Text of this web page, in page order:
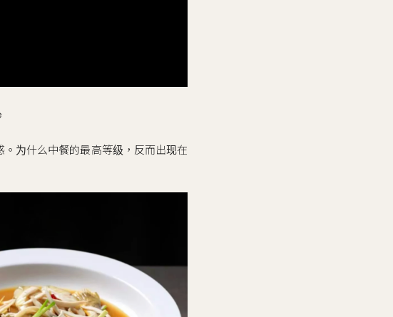
为什么中餐的最高等级，反而出现在